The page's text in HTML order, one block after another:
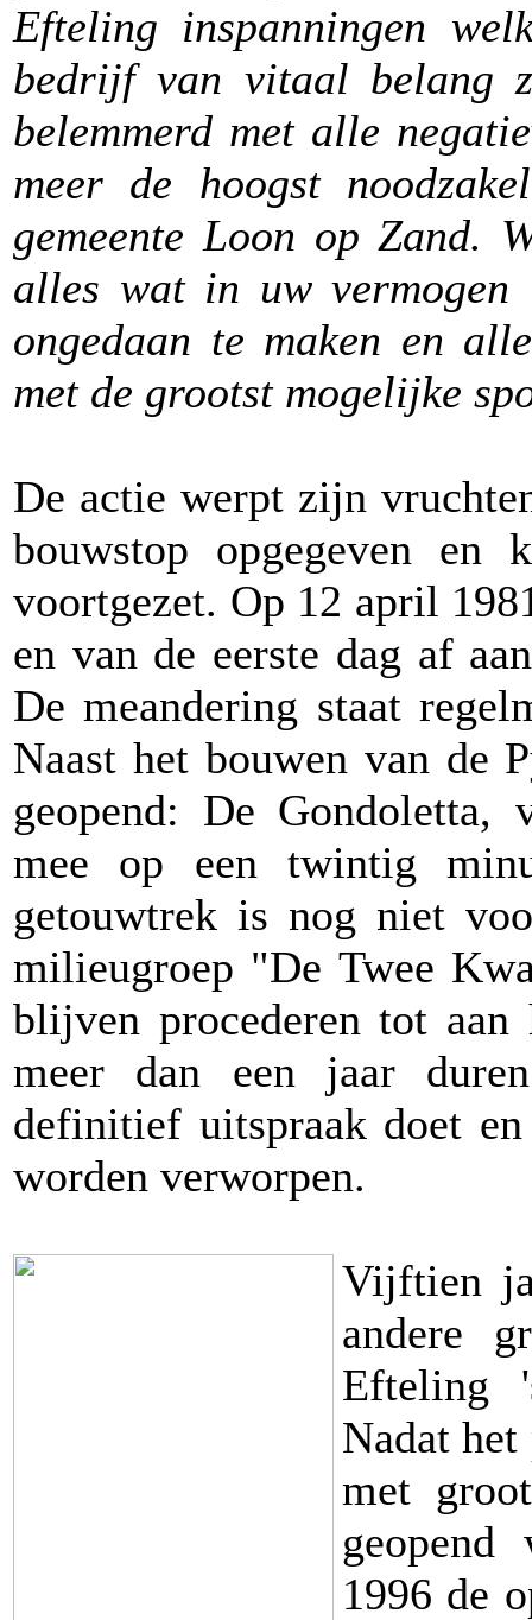
Efteling inspanningen
bedrijf van vitaal belang
belemmerd met alle
meer de hoogst
gemeente Loon op Zand.
alles wat in uw vermogen
ongedaan te maken en
met de grootst mogelijke
De actie werpt zijn
bouwstop opgegeven en
voortgezet. Op 12 april
en van de eerste dag af
De meandering staat
Naast het bouwen van de
geopend: De Gondoletta,
mee op een twintig
getouwtrek is nog niet
milieugroep "De Twee
blijven procederen tot
meer dan een jaar
definitief uitspraak doet
worden verworpen.
Vijftien
andere
Efteling
Nadat
met
1996 de